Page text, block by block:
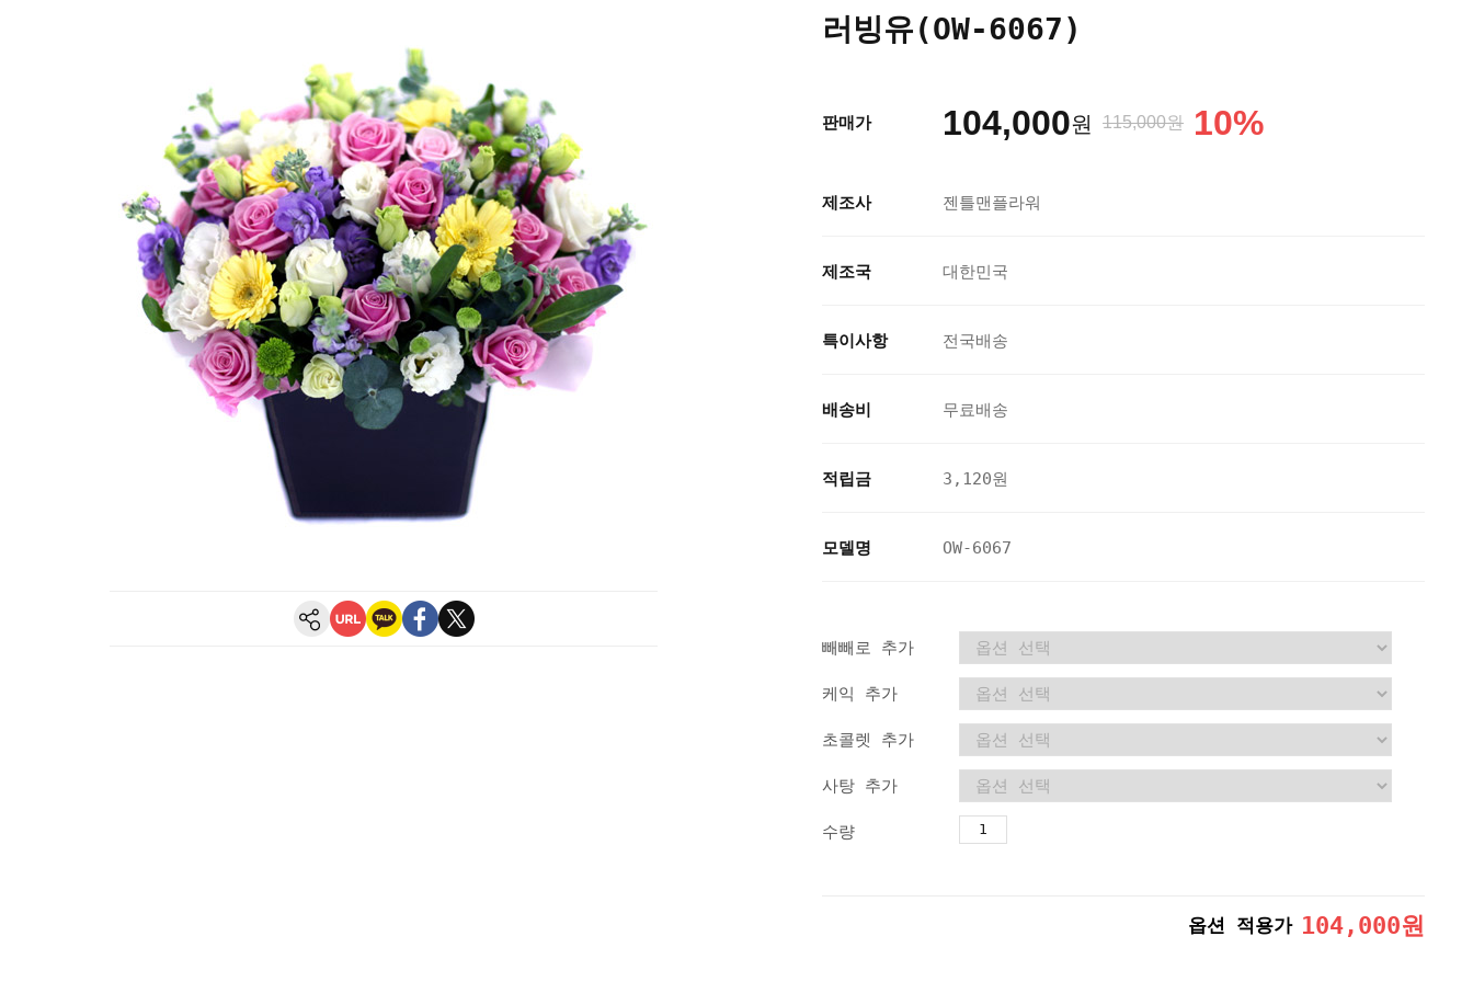
러빙유(OW-6067)
판매가 104,000원 115,000원 10%
제조사 젠틀맨플라워
제조국 대한민국
특이사항 전국배송
배송비 무료배송
적립금 3,120원
모델명 OW-6067
빼빼로 추가
케익 추가
초콜렛 추가
사탕 추가
수량
옵션 적용가 104,000원